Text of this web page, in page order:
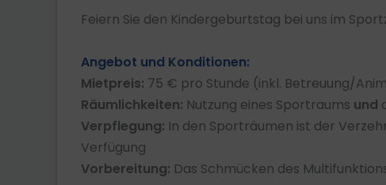
Feiern Sie den Kindergeburtstag bei uns im
Angebot und Konditionen:
Mietpreis: 75 € pro Stunde (inkl. Betreuung/
Räumlichkeiten: Nutzung eines Sportraums und
Verpflegung: In den Sporträumen ist der
Verfügung
Vorbereitung: Das Schmücken des